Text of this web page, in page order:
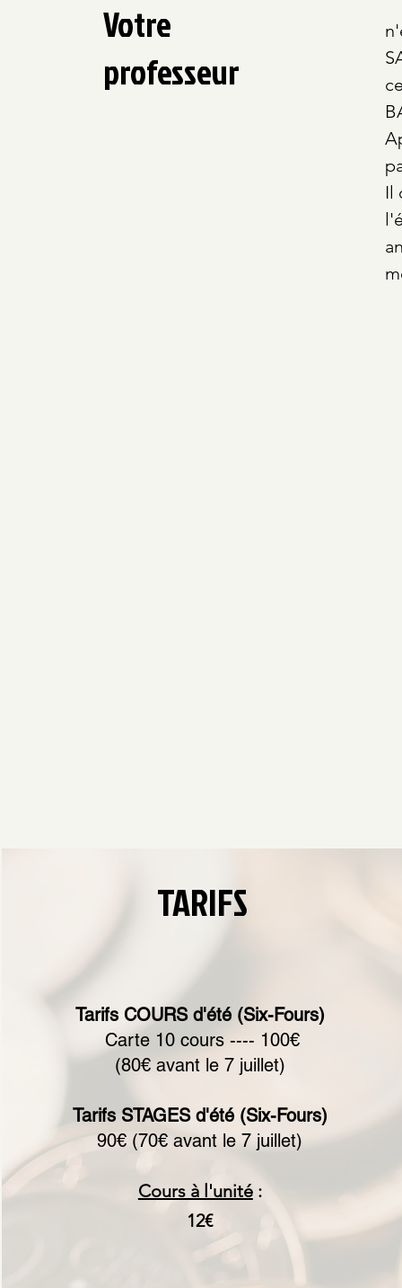
Votre
professeur
Il
TARIFS
Tarifs COURS d'été (Six-Fours)
Carte 10 cours ---- 100€
(80€ avant le 7 juillet)
Tarifs STAGES d'été (Six-Fours)
90€ (70€ avant le 7 juillet)
Cours à l'unité:
12€